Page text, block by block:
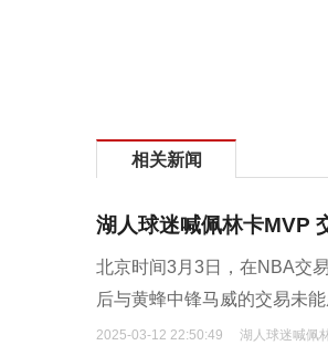
相关新闻
湖人球迷喊佩林卡MVP
北京时间3月3日，在NBA交
后与黄蜂中锋马威的交易未
2025-03-12 22:50:49 湖人球迷喊佩